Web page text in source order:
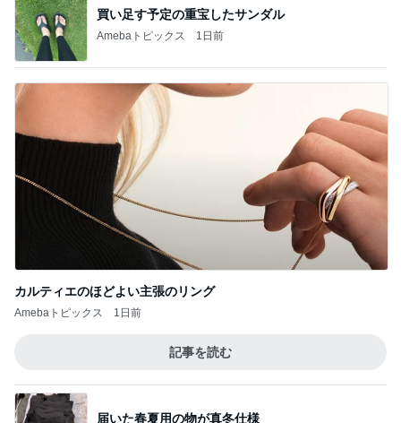
買い足す予定の重宝したサンダル
Amebaトピックス 1日前
カルティエのほどよい主張のリング
Amebaトピックス 1日前
記事を読む
届いた春夏用の物が真冬仕様